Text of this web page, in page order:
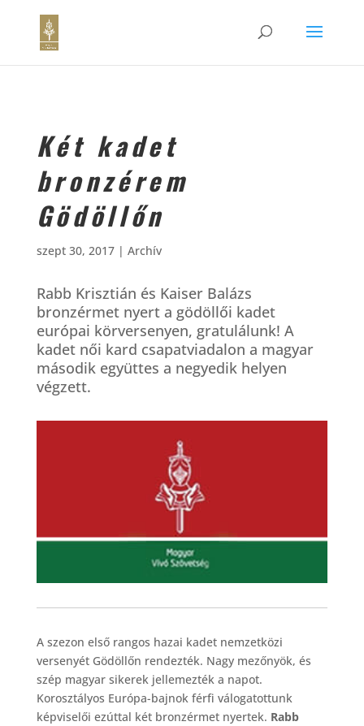
Két kadet
bronzérem
Gödöllőn
szept 30, 2017| Archív
Rabb Krisztián és Kaiser Balázs
bronzérmet nyert a gödöllői kadet
európai körversenyen, gratulálunk! A
kadet női kard csapatviadalon a magyar
második együttes a negyedik helyen
végzett.
A szezon első rangos hazai kadet nemzetközi
versenyét Gödöllőn rendezték. Nagy mezőnyök, és
szép magyar sikerek jellemezték a napot.
Korosztályos Európa-bajnok férfi válogatottunk
képviselői ezúttal két bronzérmet nyertek. Rabb